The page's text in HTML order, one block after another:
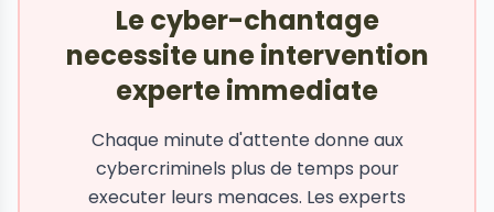
Le cyber-chantage
necessite une intervention
experte immediate
Chaque minute d'attente donne aux
cybercriminels plus de temps pour
executer leurs menaces. Les experts